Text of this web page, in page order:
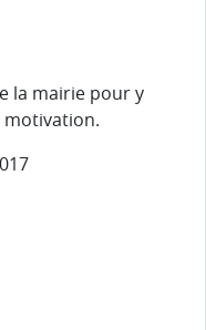
la mairie pour y
motivation.